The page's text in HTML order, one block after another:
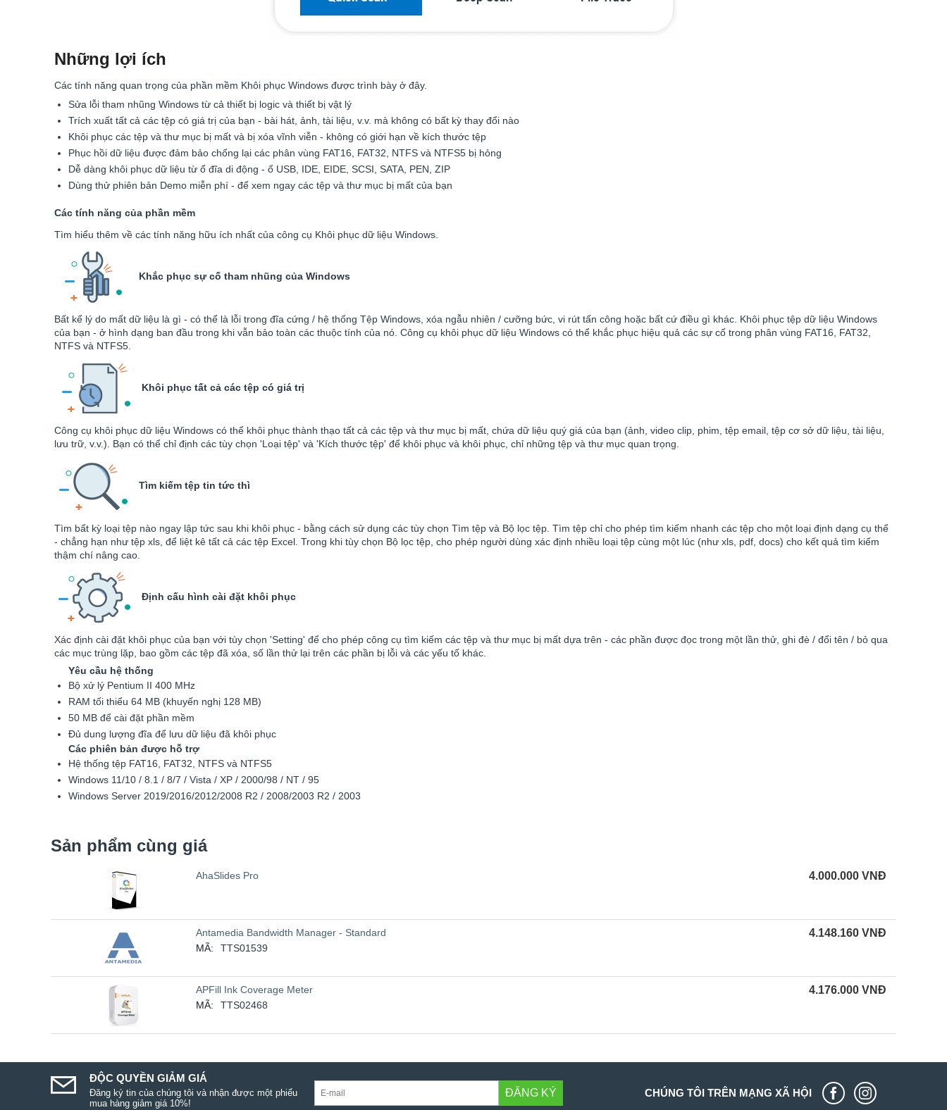
Những lợi ích
Các tính năng quan trọng của phần mềm Khôi phục Windows được trình bày ở đây.
Sửa lỗi tham nhũng Windows từ cả thiết bị logic và thiết bị vật lý
Trích xuất tất cả các tệp có giá trị của bạn - bài hát, ảnh, tài liệu, v.v. mà không có bất kỳ thay đổi nào
Khôi phục các tệp và thư mục bị mất và bị xóa vĩnh viễn - không có giới hạn về kích thước tệp
Phục hồi dữ liệu được đảm bảo chống lại các phân vùng FAT16, FAT32, NTFS và NTFS5 bị hỏng
Dễ dàng khôi phục dữ liệu từ ổ đĩa di động - ổ USB, IDE, EIDE, SCSI, SATA, PEN, ZIP
Dùng thử phiên bản Demo miễn phí - để xem ngay các tệp và thư mục bị mất của bạn
Các tính năng của phần mềm
Tìm hiểu thêm về các tính năng hữu ích nhất của công cụ Khôi phục dữ liệu Windows.
Khắc phục sự cố tham nhũng của Windows
Bất kể lý do mất dữ liệu là gì - có thể là lỗi trong đĩa cứng / hệ thống Tệp Windows, xóa ngẫu nhiên / cưỡng bức, vi rút tấn công hoặc bất cứ điều gì khác. Khôi phục tệp dữ liệu Windows
của bạn - ở hình dạng ban đầu trong khi vẫn bảo toàn các thuộc tính của nó. Công cụ khôi phục dữ liệu Windows có thể khắc phục hiệu quả các sự cố trong phân vùng FAT16, FAT32,
NTFS và NTFS5.
Khôi phục tất cả các tệp có giá trị
Công cụ khôi phục dữ liệu Windows có thể khôi phục thành thạo tất cả các tệp và thư mục bị mất, chứa dữ liệu quý giá của bạn (ảnh, video clip, phim, tệp email, tệp cơ sở dữ liệu, tài liệu,
lưu trữ, v.v.). Bạn có thể chỉ định các tùy chọn 'Loại tệp' và 'Kích thước tệp' để khôi phục và khôi phục, chỉ những tệp và thư mục quan trọng.
Tìm kiếm tệp tin tức thì
Tìm bất kỳ loại tệp nào ngay lập tức sau khi khôi phục - bằng cách sử dụng các tùy chọn Tìm tệp và Bộ lọc tệp. Tìm tệp chỉ cho phép tìm kiếm nhanh các tệp cho một loại định dạng cụ thể
- chẳng hạn như tệp xls, để liệt kê tất cả các tệp Excel. Trong khi tùy chọn Bộ lọc tệp, cho phép người dùng xác định nhiều loại tệp cùng một lúc (như xls, pdf, docs) cho kết quả tìm kiếm
thậm chí nâng cao.
Định cấu hình cài đặt khôi phục
Xác định cài đặt khôi phục của bạn với tùy chọn 'Setting' để cho phép công cụ tìm kiếm các tệp và thư mục bị mất dựa trên - các phần được đọc trong một lần thử, ghi đè / đổi tên / bỏ qua
các mục trùng lặp, bao gồm các tệp đã xóa, số lần thử lại trên các phần bị lỗi và các yếu tố khác.
Yêu cầu hệ thống
Bộ xử lý Pentium II 400 MHz
RAM tối thiểu 64 MB (khuyến nghị 128 MB)
50 MB để cài đặt phần mềm
Đủ dung lượng đĩa để lưu dữ liệu đã khôi phục
Các phiên bản được hỗ trợ
Hệ thống tệp FAT16, FAT32, NTFS và NTFS5
Windows 11/10 / 8.1 / 8/7 / Vista / XP / 2000/98 / NT / 95
Windows Server 2019/2016/2012/2008 R2 / 2008/2003 R2 / 2003
Sản phẩm cùng giá
AhaSlides Pro 4.000.000 VNĐ
Antamedia Bandwidth Manager - Standard
MÃ:
TTS01539
4.148.160 VNĐ
APFill Ink Coverage Meter
MÃ:
TTS02468
4.176.000 VNĐ
ĐỘC QUYỀN GIẢM GIÁ
Đăng ký tin của chúng tôi và nhận được một phiếu
mua hàng giảm giá 10%!
ĐĂNG KÝ CHÚNG TÔI TRÊN MẠNG XÃ HỘI